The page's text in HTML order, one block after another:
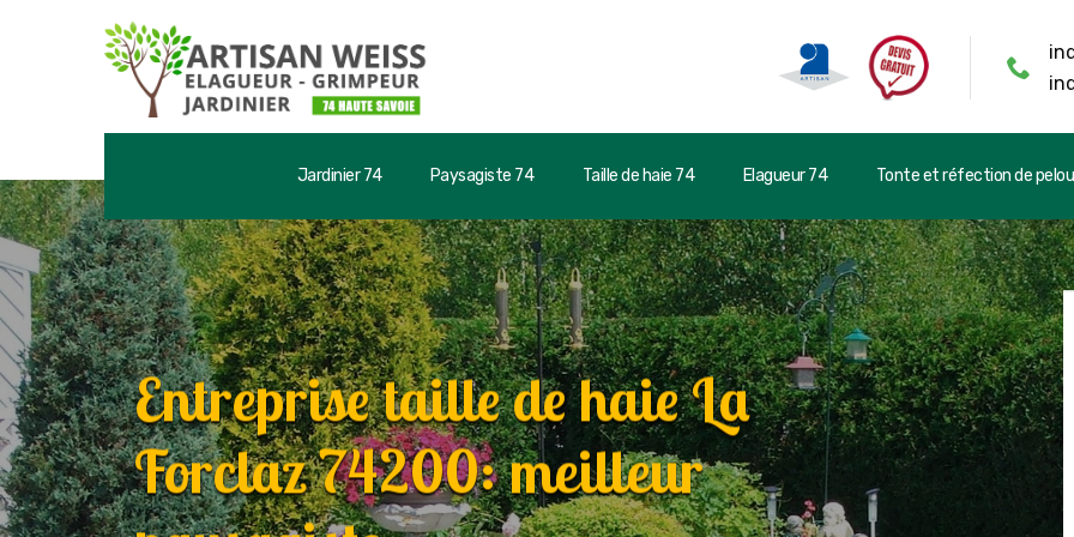
Jardinier 74 Paysagiste 74 Taille de haie 74 Elagueur 74 Tonte et réfection de
Entreprise taille de haie La
Forclaz 74200: meilleur